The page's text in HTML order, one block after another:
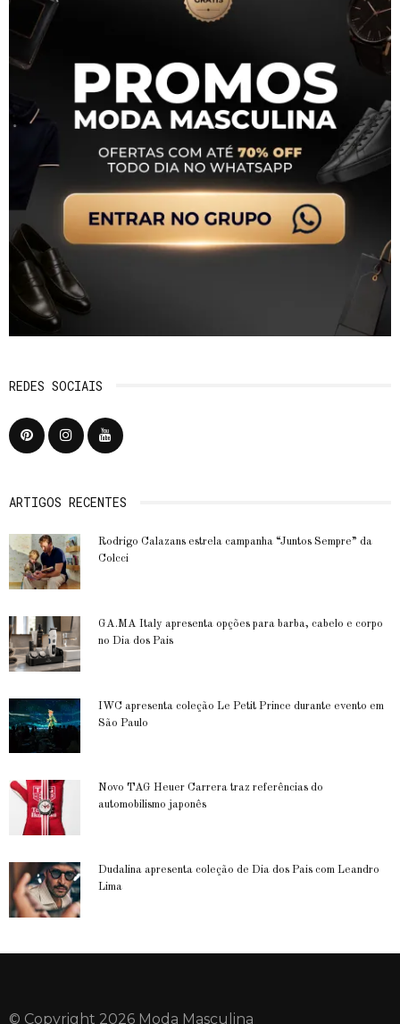
REDES SOCIAIS
ARTIGOS RECENTES
Rodrigo Calazans estrela campanha “Juntos Sempre” da
Colcci
GA.MA Italy apresenta opções para barba, cabelo e corpo
no Dia dos Pais
IWC apresenta coleção Le Petit Prince durante evento em
São Paulo
Novo TAG Heuer Carrera traz referências do
automobilismo japonês
Dudalina apresenta coleção de Dia dos Pais com Leandro
Lima
© Copyright 2026 Moda Masculina